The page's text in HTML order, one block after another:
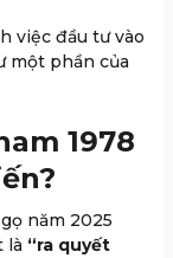
việc đầu tư vào
một phần của
1978
năm 2025
là “ra quyết